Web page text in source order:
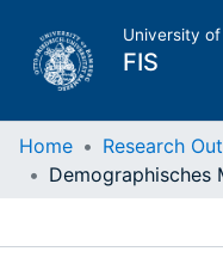
University
FIS
Home
Home Research